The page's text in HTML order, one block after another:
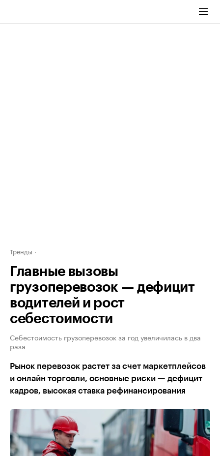
Тренды
Главные вызовы
грузоперевозок — дефицит
водителей и рост
себестоимости
Себестоимость грузоперевозок за год увеличилась в два
раза
Рынок перевозок растет за счет маркетплейсов
и онлайн торговли, основные риски — дефицит
кадров, высокая ставка рефинансирования